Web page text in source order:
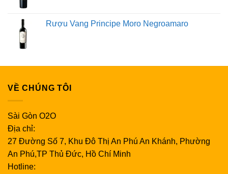
Rượu Vang Principe Moro Negroamaro
VỀ CHÚNG TÔI
Sài Gòn O2O
Địa chỉ:
27 Đường Số 7, Khu Đô Thị An Phú An Khánh, Phường
An Phú,TP Thủ Đức, Hồ Chí Minh
Hotline: